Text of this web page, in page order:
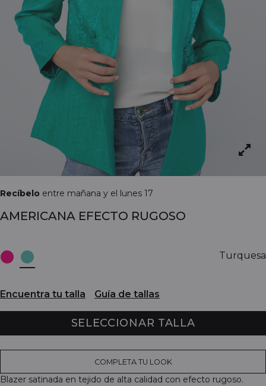
Recíbelo entre mañana y el lunes 17
AMERICANA EFECTO RUGOSO
Turquesa
Encuentra tu talla Guía de tallas
SELECCIONAR TALLA
COMPLETA TU LOOK
Blazer satinada en tejido de alta calidad con efecto rugoso.